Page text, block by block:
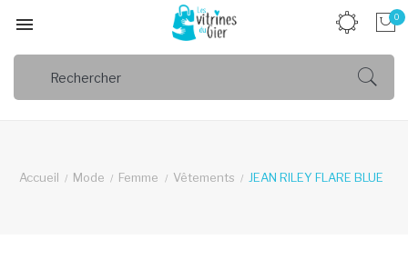
 0
Accueil Mode Femme Vêtements JEAN RILEY FLARE BLUE